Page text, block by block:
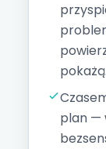
pokażą.
plan —